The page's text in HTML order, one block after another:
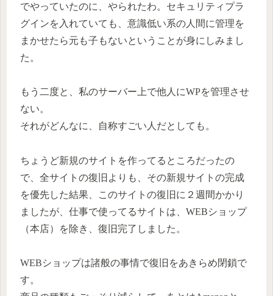
でやっていたのに、やられたわ。セキュリティプラ
グインを入れていても、意識低い系の人間に管理を
まかせたら元も子もないということが身にしみまし
た。
もう二度と、私のサーバー上で他人にWPを管理させ
ない。
それがどんなに、自称すごい人だとしても。
ちょうど新規のサイトを作ってるところだったの
で、全サイトの復旧よりも、その新規サイトの完成
を優先した結果、このサイトの復旧に２週間かかり
ましたが、仕事で使ってるサイトは、WEBショップ
（本店）を除き、復旧完了しました。
WEBショップは諸般の事情で復旧をあきらめ閉鎖で
す。